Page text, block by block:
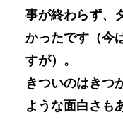
事が終わらず、
かったです（今
すが）。
きついのはきつ
ような面白さも